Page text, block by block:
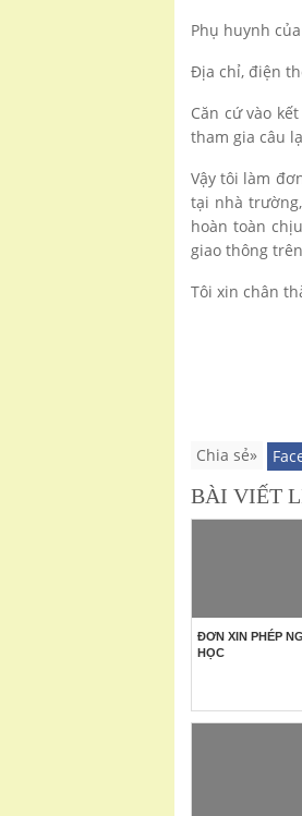
Phụ huynh
Địa chỉ, điện
Căn cứ vào
tham gia câu
Vậy tôi làm
tại nhà
hoàn toàn
giao thông
Tôi xin chân
Chia sẻ»
BÀI VIẾT
ĐƠN XIN PHÉP
HỌC